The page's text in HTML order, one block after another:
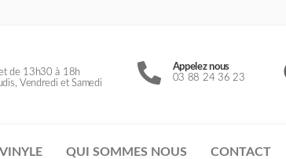
de 13h30 à 18h
Vendredi et Samedi
Appelez nous
03 88 24 36 23
VINYLE QUI SOMMES NOUS CONTACT